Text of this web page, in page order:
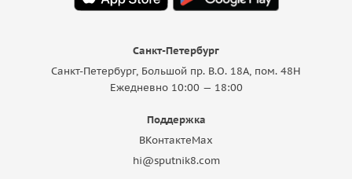
Санкт-Петербург
Санкт-Петербург, Большой пр. В.О. 18A, пом. 48Н
Ежедневно 10:00 — 18:00
Поддержка
ВКонтактеMax
hi@sputnik8.com